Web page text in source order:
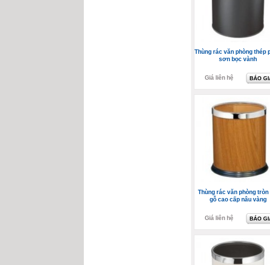
Thùng rác văn phòng thép
sơn bọc vành
Giá liên hệ BÁO
Thùng rác văn phòng tròn
gỗ cao cấp nâu vàng
Giá liên hệ BÁO